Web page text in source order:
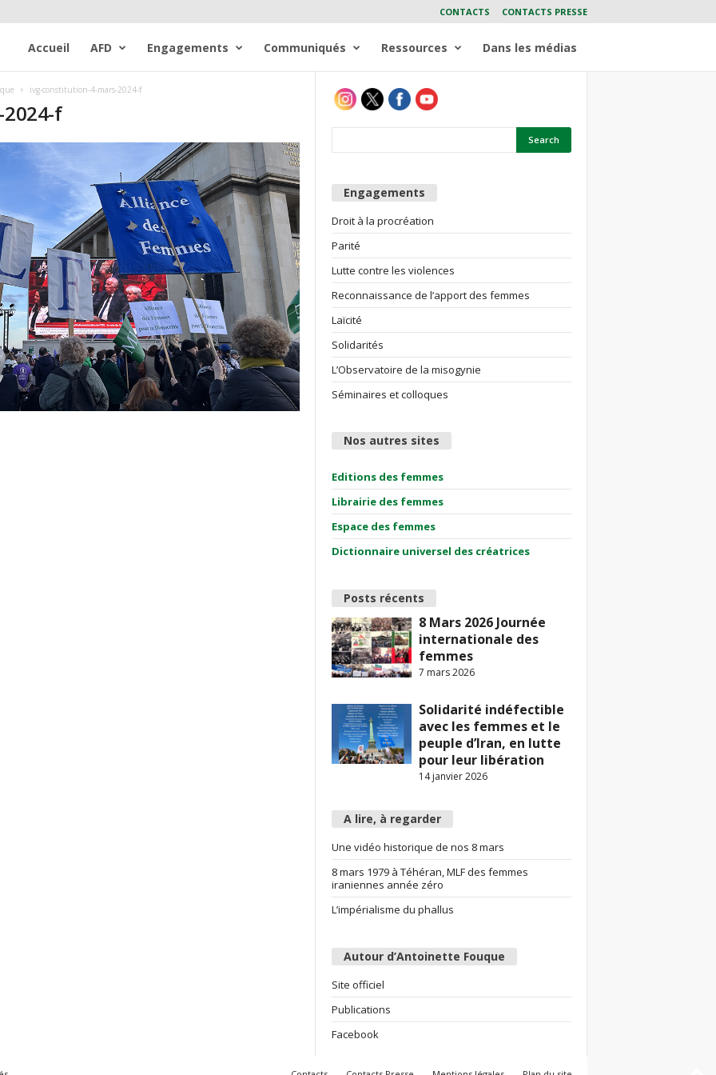
CONTACTS CONTACTS PRESSE
Accueil AFD Engagements Communiqués Ressources Dans les médias
ivg-constitution-4-mars-2024-f
f
Engagements
Droit à la procréation
Parité
Lutte contre les violences
Reconnaissance de l’apport des femmes
Laïcité
Solidarités
L’Observatoire de la misogynie
Séminaires et colloques
Nos autres sites
Editions des femmes
Librairie des femmes
Espace des femmes
Dictionnaire universel des créatrices
Posts récents
8 Mars 2026 Journée
internationale des
femmes
7 mars 2026
Solidarité indéfectible
avec les femmes et le
peuple d’Iran, en lutte
pour leur libération
14 janvier 2026
A lire, à regarder
Une vidéo historique de nos 8 mars
8 mars 1979 à Téhéran, MLF des femmes
iraniennes année zéro
L’impérialisme du phallus
Autour d’Antoinette Fouque
Site officiel
Publications
Facebook